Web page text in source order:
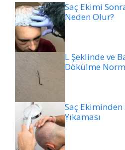
Saç Ekimi
Neden Olur?
L Şeklinde ve
Dökülme
Saç Ekiminden
Yıkaması